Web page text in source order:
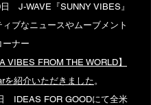
J-WAVE『SUNNY VIBES』
ブなニュースやムーブメント
ーナー
VIBES FROM THE WORLD】
を紹介いただきました 。
IDEAS FOR GOODにて全米